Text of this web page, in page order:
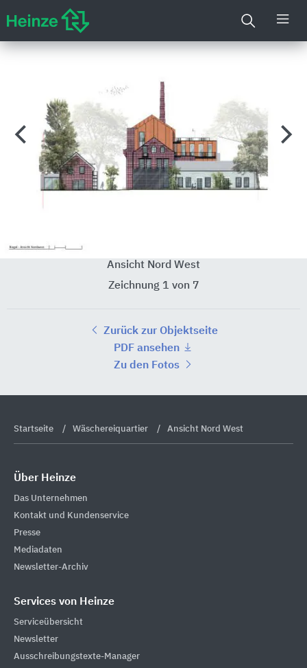
Ansicht Nord West
Zeichnung 1 von 7
Zurück zur Objektseite
PDF ansehen
Zu den Fotos
Startseite Wäschereiquartier Ansicht Nord West
Über Heinze
Das Unternehmen
Kontakt und Kundenservice
Presse
Mediadaten
Newsletter-Archiv
Services von Heinze
Serviceübersicht
Newsletter
Ausschreibungstexte-Manager